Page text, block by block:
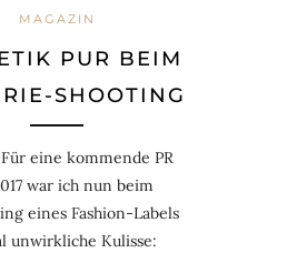
MAGAZIN
PUR BEIM
SHOOTING
eine kommende PR
war ich nun beim
eines Fashion-Labels
unwirkliche Kulisse: